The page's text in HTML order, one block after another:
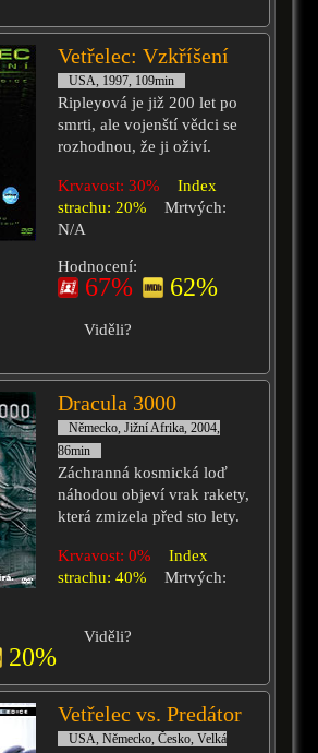
Vetřelec: Vzkříšení
USA, 1997, 109min
Ripleyová je již 200 let po
smrti, ale vojenští vědci se
rozhodnou, že ji oživí.
Krvavost: 30%
Index
strachu: 20%
Mrtvých:
N/A
Hodnocení:
67% 62%
Viděli?
Dracula 3000
Německo, Jižní Afrika, 2004,
86min
Záchranná kosmická loď
náhodou objeví vrak rakety,
která zmizela před sto lety.
Krvavost: 0%
Index
strachu: 40%
Mrtvých:
20%
Viděli?
Vetřelec vs. Predátor
USA, Německo, Česko, Velká